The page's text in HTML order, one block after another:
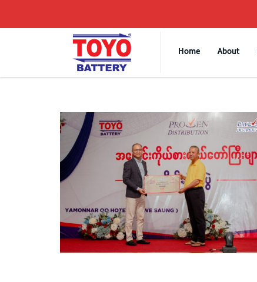
Home About